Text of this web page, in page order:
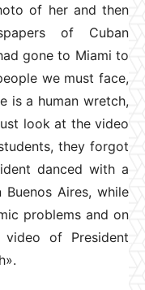
of her and then
of Cuban
gone to Miami to
we must face,
is a human wretch,
look at the video
they forgot
danced with a
Aires, while
problems and on
of President